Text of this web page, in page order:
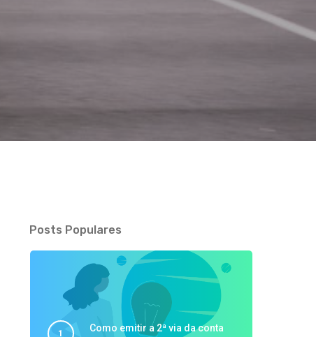
Posts Populares
Como emitir a 2ª via da conta